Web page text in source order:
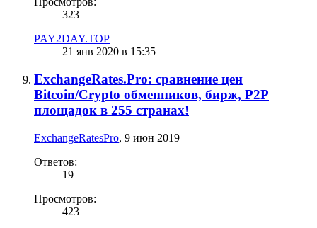
323
PAY2DAY.TOP
21 янв 2020 в 15:35
ExchangeRates.Pro: сравнение цен
Bitcoin/Crypto обменников, бирж, P2P
площадок в 255 странах!
ExchangeRatesPro, 9 июн 2019
Ответов:
19
Просмотров:
423